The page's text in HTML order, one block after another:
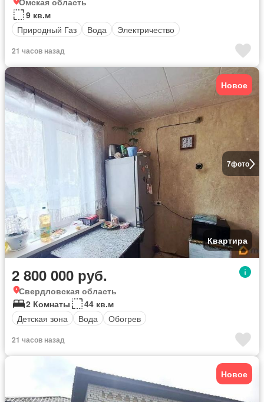
9 кв.м
Природный Газ
Вода Электричество
21 часов назад
7фото
Новое
Квартира
2 800 000 руб.
Свердловская область
2 Комнаты
44 кв.м
Детская зона
Вода Обогрев
21 часов назад
Новое